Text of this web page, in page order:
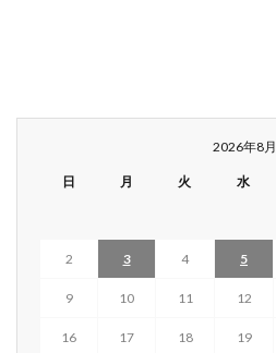
2026年8月
日 月 火 水
2 3 4 5
9 10 11 12
16 17 18 19